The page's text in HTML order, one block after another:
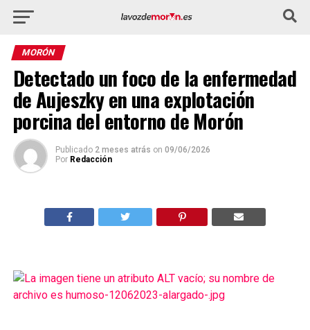
MORÓN
Detectado un foco de la enfermedad
de Aujeszky en una explotación
porcina del entorno de Morón
Publicado 2 meses atrás on 09/06/2026
Por Redacción